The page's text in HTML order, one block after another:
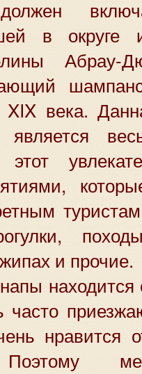
в
XIX века.
является
этот
и прочие.
находится
часто
нравится